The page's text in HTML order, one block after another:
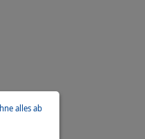
alles ab